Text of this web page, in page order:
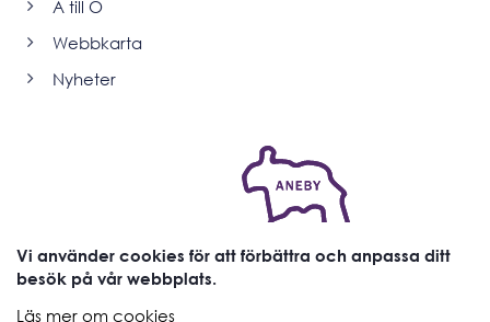
Vi använder cookies för att förbättra och anpassa ditt
besök på vår webbplats.
Läs mer om cookies
A till Ö
Webbkarta
Nyheter